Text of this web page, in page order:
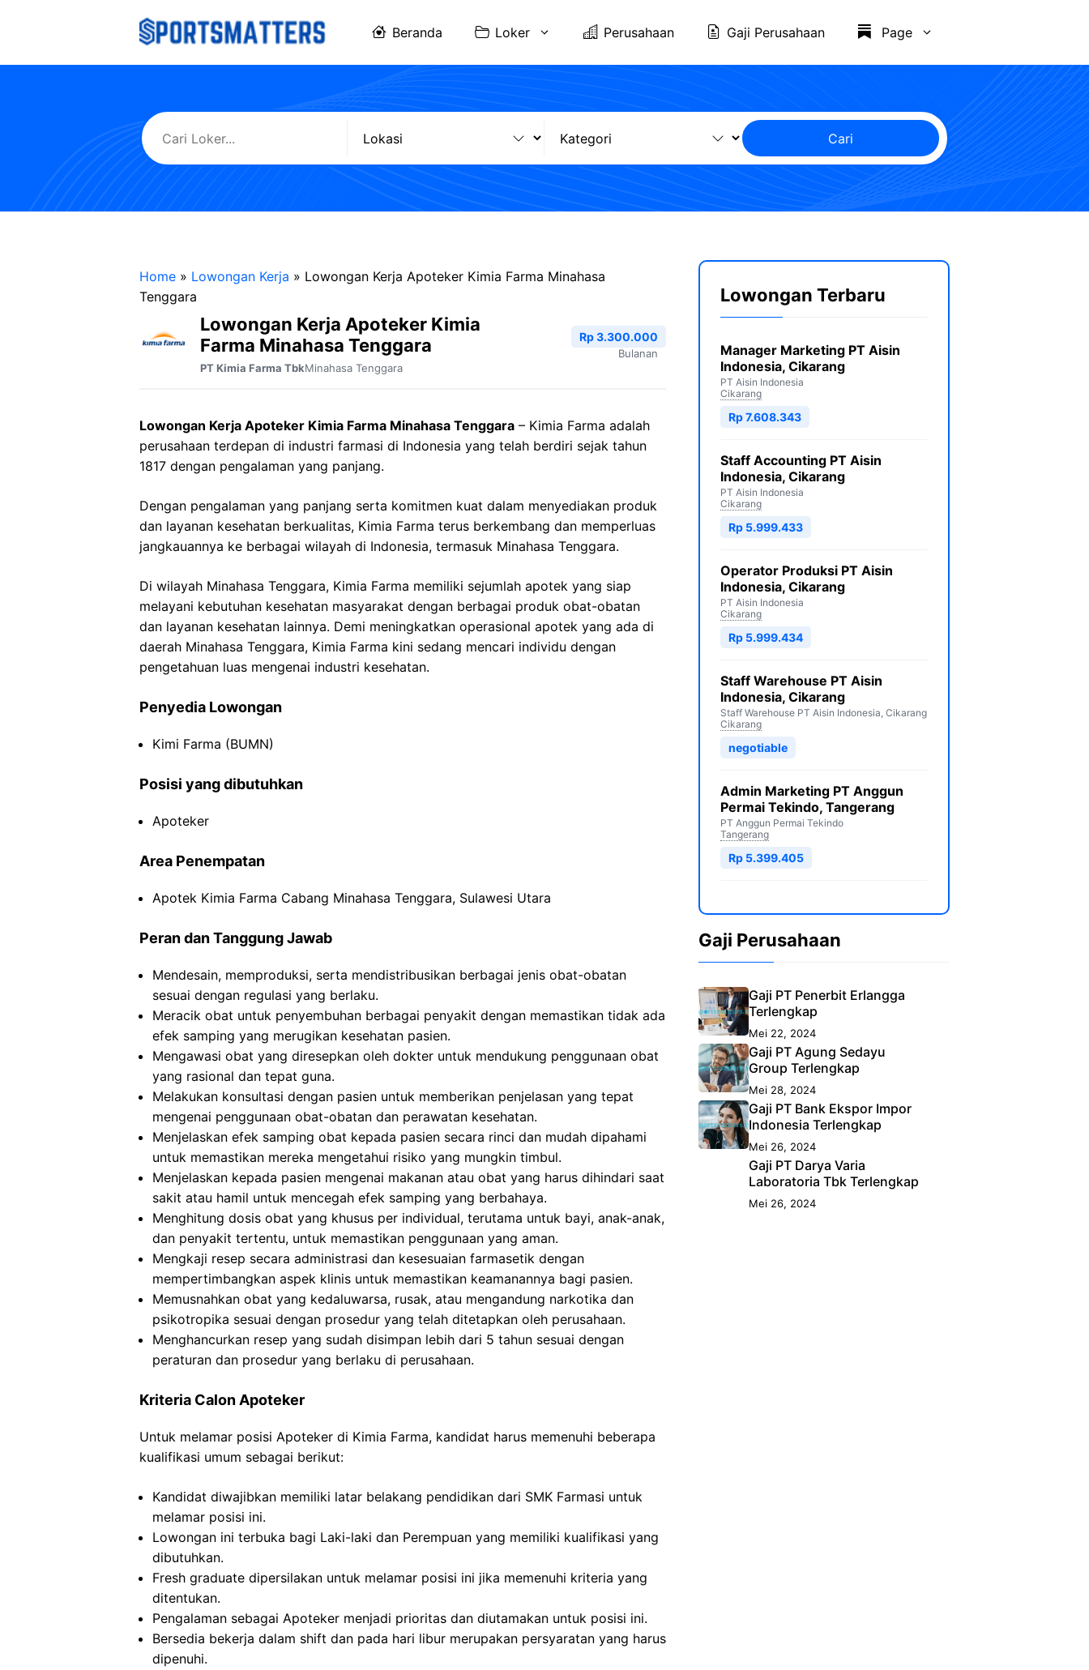
Beranda Loker Perusahaan Gaji Perusahaan Page
Cari
Home » Lowongan Kerja » Lowongan Kerja Apoteker Kimia Farma Minahasa
Tenggara
Lowongan Kerja Apoteker Kimia
Farma Minahasa Tenggara
PT Kimia Farma TbkMinahasa Tenggara
Rp 3.300.000
Bulanan
Lowongan Kerja Apoteker Kimia Farma Minahasa Tenggara – Kimia Farma adalah
perusahaan terdepan di industri farmasi di Indonesia yang telah berdiri sejak tahun
1817 dengan pengalaman yang panjang.
Dengan pengalaman yang panjang serta komitmen kuat dalam menyediakan produk
dan layanan kesehatan berkualitas, Kimia Farma terus berkembang dan memperluas
jangkauannya ke berbagai wilayah di Indonesia, termasuk Minahasa Tenggara.
Di wilayah Minahasa Tenggara, Kimia Farma memiliki sejumlah apotek yang siap
melayani kebutuhan kesehatan masyarakat dengan berbagai produk obat-obatan
dan layanan kesehatan lainnya. Demi meningkatkan operasional apotek yang ada di
daerah Minahasa Tenggara, Kimia Farma kini sedang mencari individu dengan
pengetahuan luas mengenai industri kesehatan.
Penyedia Lowongan
Kimi Farma (BUMN)
Posisi yang dibutuhkan
Apoteker
Area Penempatan
Apotek Kimia Farma Cabang Minahasa Tenggara, Sulawesi Utara
Peran dan Tanggung Jawab
Mendesain, memproduksi, serta mendistribusikan berbagai jenis obat-obatan
sesuai dengan regulasi yang berlaku.
Meracik obat untuk penyembuhan berbagai penyakit dengan memastikan tidak ada
efek samping yang merugikan kesehatan pasien.
Mengawasi obat yang diresepkan oleh dokter untuk mendukung penggunaan obat
yang rasional dan tepat guna.
Melakukan konsultasi dengan pasien untuk memberikan penjelasan yang tepat
mengenai penggunaan obat-obatan dan perawatan kesehatan.
Menjelaskan efek samping obat kepada pasien secara rinci dan mudah dipahami
untuk memastikan mereka mengetahui risiko yang mungkin timbul.
Menjelaskan kepada pasien mengenai makanan atau obat yang harus dihindari saat
sakit atau hamil untuk mencegah efek samping yang berbahaya.
Menghitung dosis obat yang khusus per individual, terutama untuk bayi, anak-anak,
dan penyakit tertentu, untuk memastikan penggunaan yang aman.
Mengkaji resep secara administrasi dan kesesuaian farmasetik dengan
mempertimbangkan aspek klinis untuk memastikan keamanannya bagi pasien.
Memusnahkan obat yang kedaluwarsa, rusak, atau mengandung narkotika dan
psikotropika sesuai dengan prosedur yang telah ditetapkan oleh perusahaan.
Menghancurkan resep yang sudah disimpan lebih dari 5 tahun sesuai dengan
peraturan dan prosedur yang berlaku di perusahaan.
Kriteria Calon Apoteker
Untuk melamar posisi Apoteker di Kimia Farma, kandidat harus memenuhi beberapa
kualifikasi umum sebagai berikut:
Kandidat diwajibkan memiliki latar belakang pendidikan dari SMK Farmasi untuk
melamar posisi ini.
Lowongan ini terbuka bagi Laki-laki dan Perempuan yang memiliki kualifikasi yang
dibutuhkan.
Fresh graduate dipersilakan untuk melamar posisi ini jika memenuhi kriteria yang
ditentukan.
Pengalaman sebagai Apoteker menjadi prioritas dan diutamakan untuk posisi ini.
Bersedia bekerja dalam shift dan pada hari libur merupakan persyaratan yang harus
dipenuhi.
Lowongan Terbaru
Manager Marketing PT Aisin
Indonesia, Cikarang
PT Aisin Indonesia
Cikarang
Rp 7.608.343
Staff Accounting PT Aisin
Indonesia, Cikarang
PT Aisin Indonesia
Cikarang
Rp 5.999.433
Operator Produksi PT Aisin
Indonesia, Cikarang
PT Aisin Indonesia
Cikarang
Rp 5.999.434
Staff Warehouse PT Aisin
Indonesia, Cikarang
Staff Warehouse PT Aisin Indonesia, Cikarang
Cikarang
negotiable
Admin Marketing PT Anggun
Permai Tekindo, Tangerang
PT Anggun Permai Tekindo
Tangerang
Rp 5.399.405
Gaji Perusahaan
Gaji PT Penerbit Erlangga
Terlengkap
Mei 22, 2024
Gaji PT Agung Sedayu
Group Terlengkap
Mei 28, 2024
Gaji PT Bank Ekspor Impor
Indonesia Terlengkap
Mei 26, 2024
Gaji PT Darya Varia
Laboratoria Tbk Terlengkap
Mei 26, 2024